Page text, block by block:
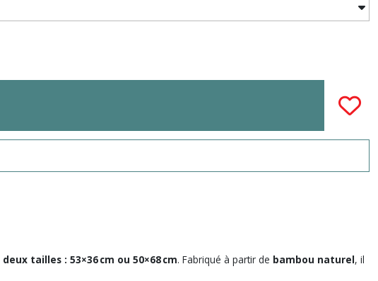
deux tailles : 53×36 cm ou 50×68 cm. Fabriqué à partir de bambou naturel, il